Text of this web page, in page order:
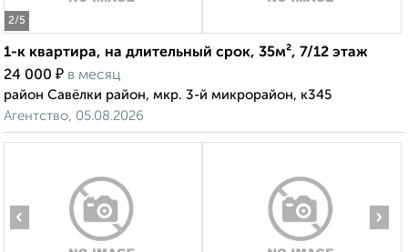
2/5
1-к квартира, на длительный срок, 35м², 7/12 этаж
24 000 ₽ в месяц
район Савёлки район, мкр. 3-й микрорайон, к345
Агентство, 05.08.2026
‹ ›